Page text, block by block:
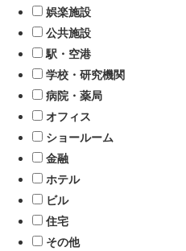
娯楽施設
公共施設
駅・空港
学校・研究機関
病院・薬局
オフィス
ショールーム
金融
ホテル
ビル
住宅
その他